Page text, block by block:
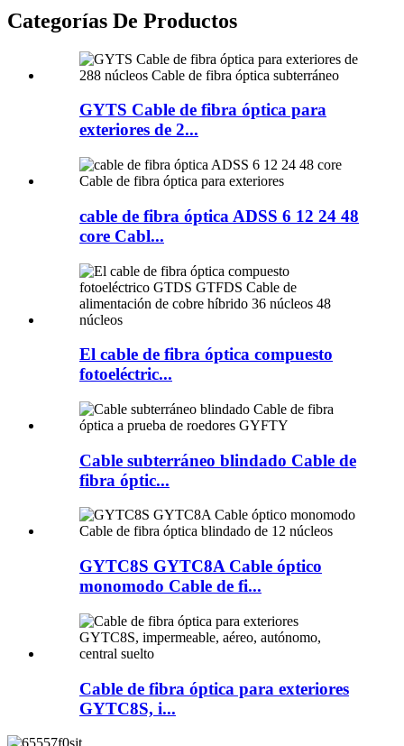
Categorías De Productos
GYTS Cable de fibra óptica para
exteriores de 2...
cable de fibra óptica ADSS 6 12 24 48
core Cabl...
El cable de fibra óptica compuesto
fotoeléctric...
Cable subterráneo blindado Cable de
fibra óptic...
GYTC8S GYTC8A Cable óptico
monomodo Cable de fi...
Cable de fibra óptica para exteriores
GYTC8S, i...